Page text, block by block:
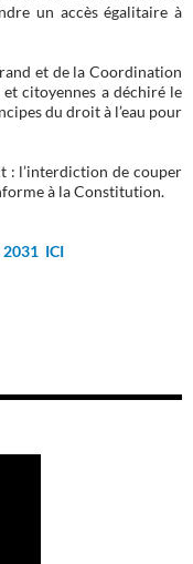
un accès égalitaire à
et de la Coordination
citoyennes a déchiré le
du droit à l’eau pour
: l’interdiction de couper
à la Constitution.
2031 ICI